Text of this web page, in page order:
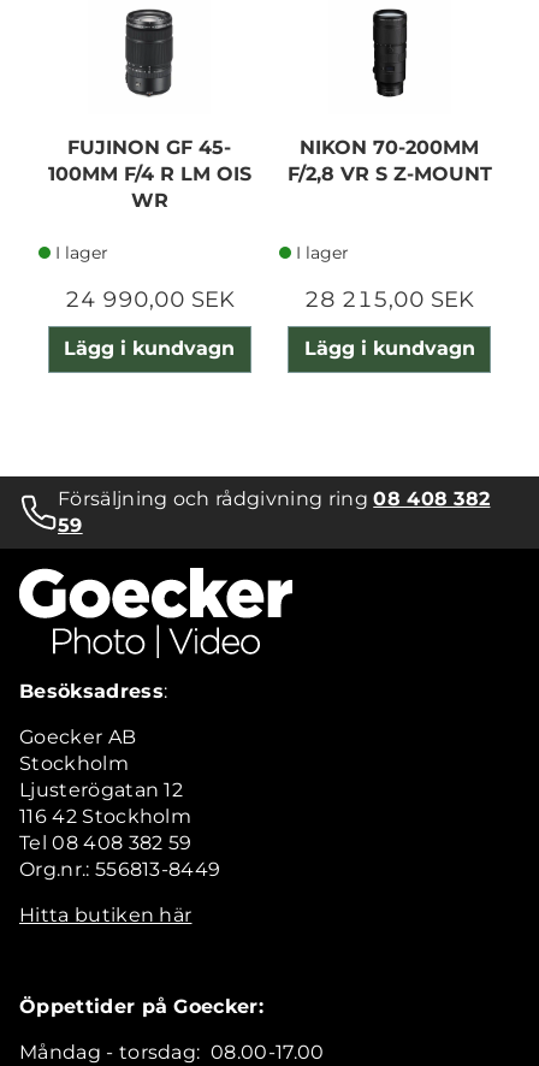
FUJINON GF 45-
100MM F/4 R LM OIS
WR
I lager
24 990,00 SEK
Lägg i kundvagn
NIKON 70-200MM
F/2,8 VR S Z-MOUNT
I lager
28 215,00 SEK
Lägg i kundvagn
Försäljning och rådgivning ring08 408 382
59
Besöksadress:
Goecker AB
Stockholm
Ljusterögatan 12
116 42 Stockholm
Tel 08 408 382 59
Org.nr.: 556813-8449
Hitta butiken här
Öppettider på Goecker:
Måndag - torsdag: 08.00-17.00